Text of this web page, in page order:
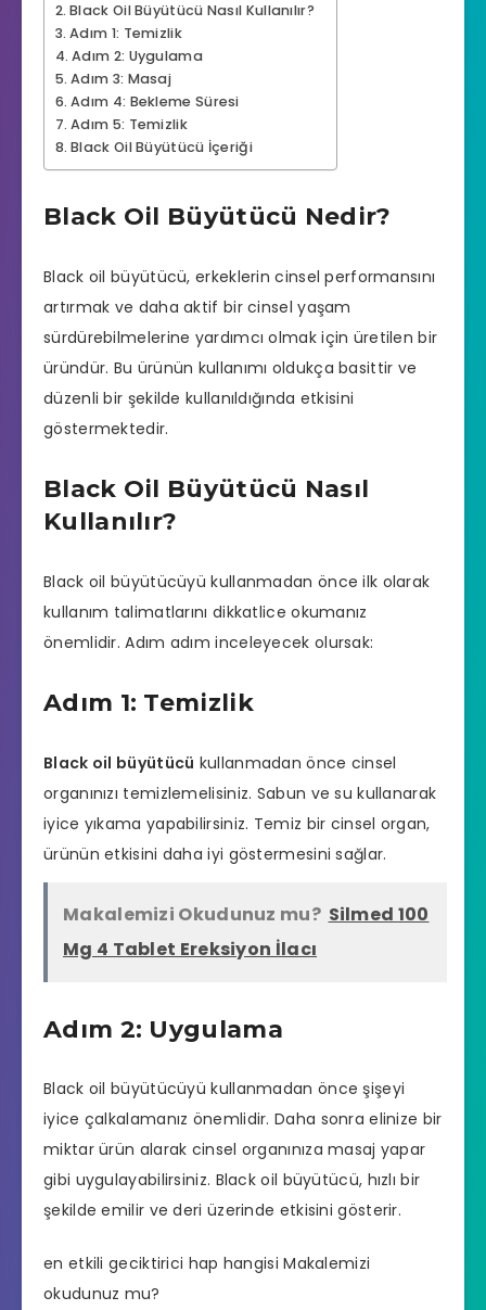
Black Oil Büyütücü Nasıl Kullanılır?
Adım 1: Temizlik
Adım 2: Uygulama
Adım 3: Masaj
Adım 4: Bekleme Süresi
Adım 5: Temizlik
Black Oil Büyütücü İçeriği
Black Oil Büyütücü Nedir?
Black oil büyütücü, erkeklerin cinsel performansını
artırmak ve daha aktif bir cinsel yaşam
sürdürebilmelerine yardımcı olmak için üretilen bir
üründür. Bu ürünün kullanımı oldukça basittir ve
düzenli bir şekilde kullanıldığında etkisini
göstermektedir.
Black Oil Büyütücü Nasıl
Kullanılır?
Black oil büyütücüyü kullanmadan önce ilk olarak
kullanım talimatlarını dikkatlice okumanız
önemlidir. Adım adım inceleyecek olursak:
Adım 1: Temizlik
Black oil büyütücü kullanmadan önce cinsel
organınızı temizlemelisiniz. Sabun ve su kullanarak
iyice yıkama yapabilirsiniz. Temiz bir cinsel organ,
ürünün etkisini daha iyi göstermesini sağlar.
Makalemizi Okudunuz mu? Silmed 100
Mg 4 Tablet Ereksiyon İlacı
Adım 2: Uygulama
Black oil büyütücüyü kullanmadan önce şişeyi
iyice çalkalamanız önemlidir. Daha sonra elinize bir
miktar ürün alarak cinsel organınıza masaj yapar
gibi uygulayabilirsiniz. Black oil büyütücü, hızlı bir
şekilde emilir ve deri üzerinde etkisini gösterir.
en etkili geciktirici hap hangisi Makalemizi
okudunuz mu?